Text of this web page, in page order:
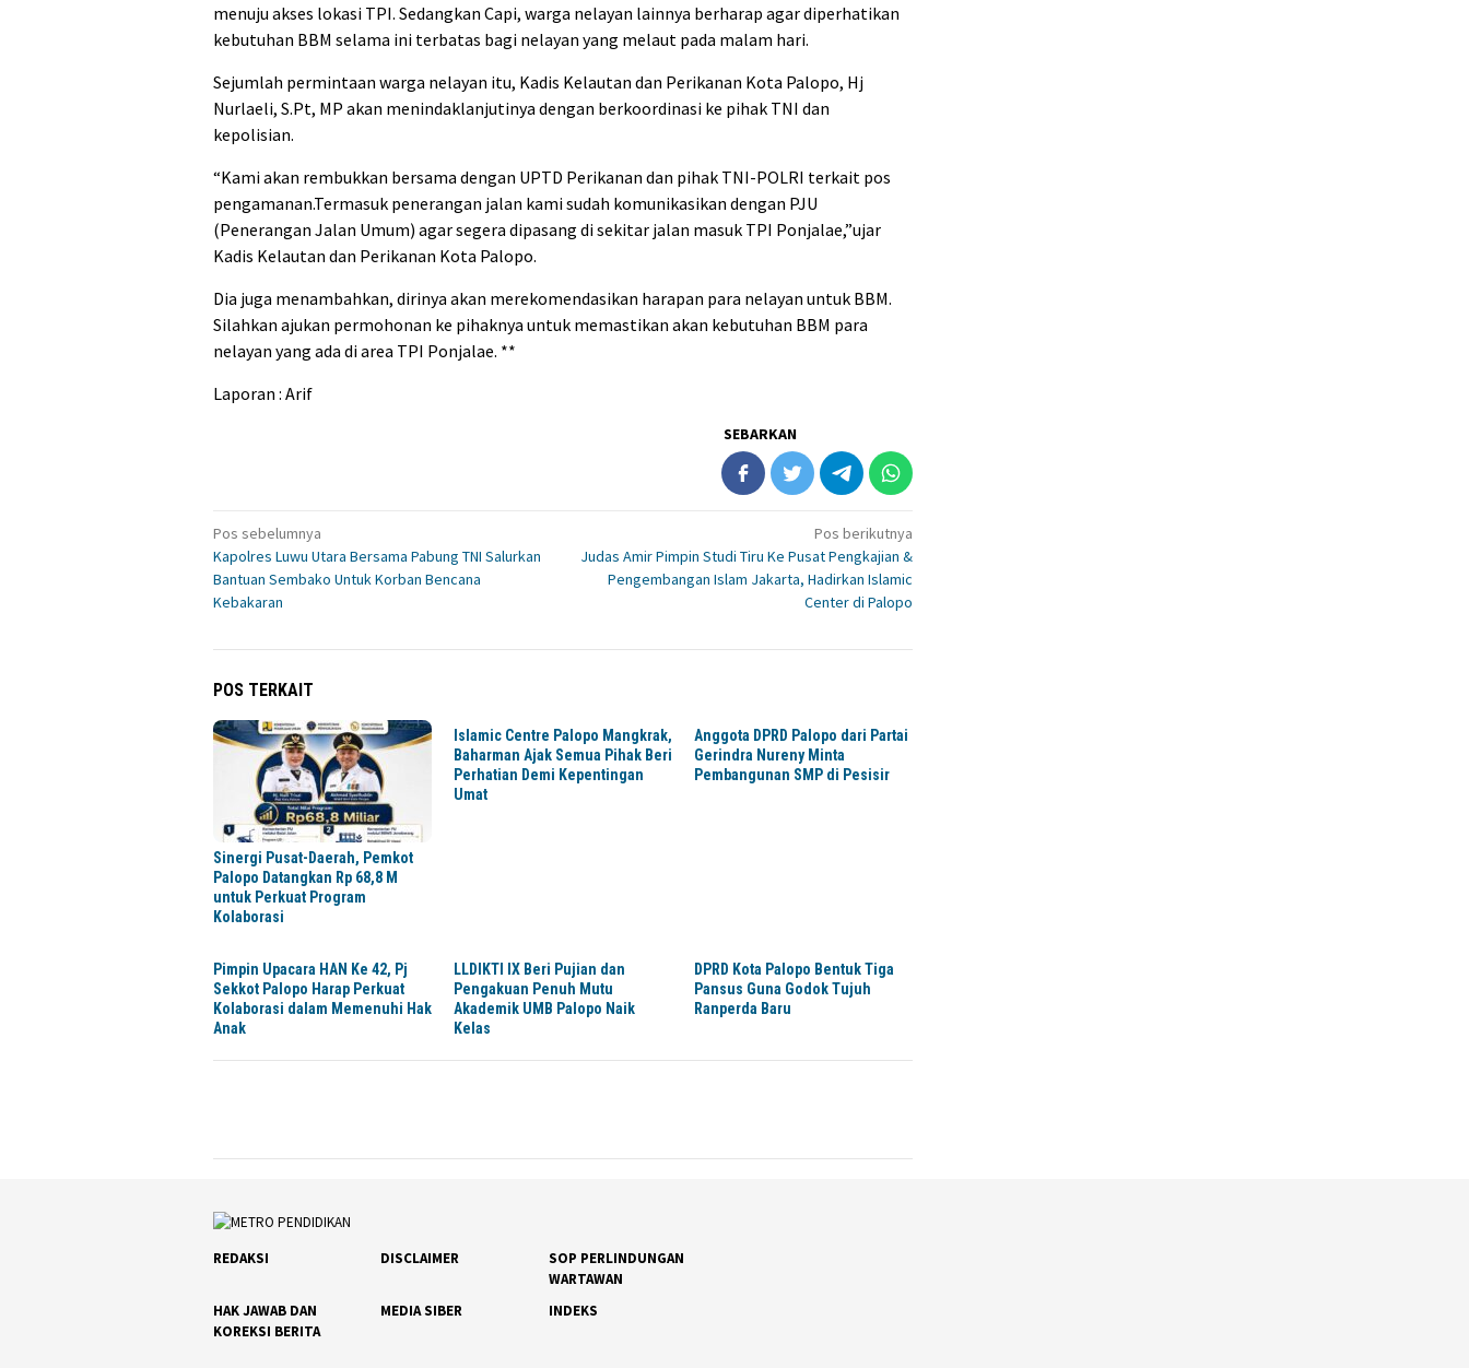
menuju akses lokasi TPI. Sedangkan Capi, warga nelayan lainnya berharap agar diperhatikan
kebutuhan BBM selama ini terbatas bagi nelayan yang melaut pada malam hari.
Sejumlah permintaan warga nelayan itu, Kadis Kelautan dan Perikanan Kota Palopo, Hj
Nurlaeli, S.Pt, MP akan menindaklanjutinya dengan berkoordinasi ke pihak TNI dan
kepolisian.
“Kami akan rembukkan bersama dengan UPTD Perikanan dan pihak TNI-POLRI terkait pos
pengamanan.Termasuk penerangan jalan kami sudah komunikasikan dengan PJU
(Penerangan Jalan Umum) agar segera dipasang di sekitar jalan masuk TPI Ponjalae,”ujar
Kadis Kelautan dan Perikanan Kota Palopo.
Dia juga menambahkan, dirinya akan merekomendasikan harapan para nelayan untuk BBM.
Silahkan ajukan permohonan ke pihaknya untuk memastikan akan kebutuhan BBM para
nelayan yang ada di area TPI Ponjalae. **
Laporan : Arif
SEBARKAN
Navigasi
pos
Pos sebelumnya
Kapolres Luwu Utara Bersama Pabung TNI Salurkan
Bantuan Sembako Untuk Korban Bencana
Kebakaran
Pos berikutnya
Judas Amir Pimpin Studi Tiru Ke Pusat Pengkajian &
Pengembangan Islam Jakarta, Hadirkan Islamic
Center di Palopo
POS TERKAIT
Sinergi Pusat-Daerah, Pemkot
Palopo Datangkan Rp 68,8 M
untuk Perkuat Program
Kolaborasi
Islamic Centre Palopo Mangkrak,
Baharman Ajak Semua Pihak Beri
Perhatian Demi Kepentingan
Umat
Anggota DPRD Palopo dari Partai
Gerindra Nureny Minta
Pembangunan SMP di Pesisir
Pimpin Upacara HAN Ke 42, Pj
Sekkot Palopo Harap Perkuat
Kolaborasi dalam Memenuhi Hak
Anak
LLDIKTI IX Beri Pujian dan
Pengakuan Penuh Mutu
Akademik UMB Palopo Naik
Kelas
DPRD Kota Palopo Bentuk Tiga
Pansus Guna Godok Tujuh
Ranperda Baru
REDAKSI DISCLAIMER
SOP PERLINDUNGAN
WARTAWAN
HAK JAWAB DAN
KOREKSI BERITA
MEDIA SIBER INDEKS